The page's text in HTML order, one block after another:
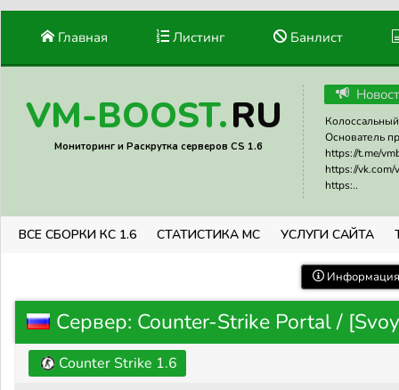
Главная Листинг Банлист
VM-BOOST.RU
Мониторинг и Раскрутка серверов CS 1.6
Основатель
https://t.me/
https://vk.com/
https:..
ВСЕ СБОРКИ КС 1.6 СТАТИСТИКА МС УСЛУГИ САЙТА
Сервер: Counter-Strike Portal /
Counter Strike 1.6